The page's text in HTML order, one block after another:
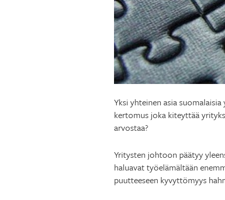
Yksi yhteinen asia
kertomus joka kiteyttää
arvostaa?
Yritysten johtoon päätyy
haluavat työelämältään
puutteeseen kyvyttömyys